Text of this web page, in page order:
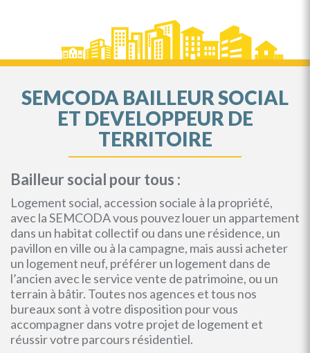
SEMCODA BAILLEUR SOCIAL
ET DEVELOPPEUR DE
TERRITOIRE
Bailleur social pour tous :
Logement social, accession sociale à la propriété,
avec la SEMCODA vous pouvez louer un appartement
dans un habitat collectif ou dans une résidence, un
pavillon en ville ou à la campagne, mais aussi acheter
un logement neuf, préférer un logement dans de
l’ancien avec le service vente de patrimoine, ou un
terrain à bâtir. Toutes nos agences et tous nos
bureaux sont à votre disposition pour vous
accompagner dans votre projet de logement et
réussir votre parcours résidentiel.